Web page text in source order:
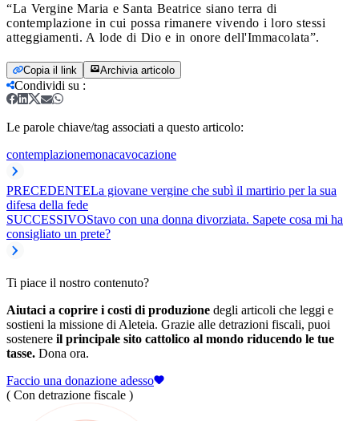
“La Vergine Maria e Santa Beatrice siano terra di
contemplazione in cui possa rimanere vivendo i loro stessi
atteggiamenti. A lode di Dio e in onore dell'Immacolata”.
Copia il link Archivia articolo
Condividi su :
Le parole chiave/tag associati a questo articolo:
contemplazionemonacavocazione
PRECEDENTELa giovane vergine che subì il martirio per la sua
difesa della fede
SUCCESSIVOStavo con una donna divorziata. Sapete cosa mi ha
consigliato un prete?
Ti piace il nostro contenuto?
Aiutaci a coprire i costi di produzione degli articoli che leggi e
sostieni la missione di Aleteia. Grazie alle detrazioni fiscali, puoi
sostenere il principale sito cattolico al mondo riducendo le tue
tasse. Dona ora.
Faccio una donazione adesso
( Con detrazione fiscale )